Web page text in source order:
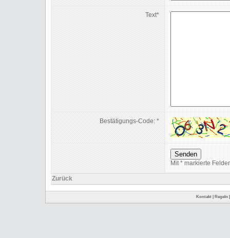
Text*
Bestätigungs-Code: *
Mit * markierte
Zurück
Kontakt Regeln